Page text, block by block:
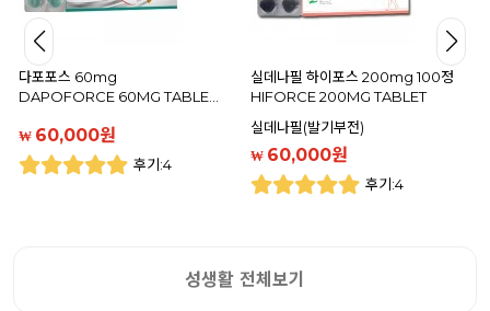
다포포스 60mg
DAPOFORCE 60MG TABLE…
₩ 60,000원
후기:4
실데나필 하이포스 200mg 100정
HIFORCE 200MG TABLET
실데나필(발기부전)
₩ 60,000원
후기:4
성생활 전체보기